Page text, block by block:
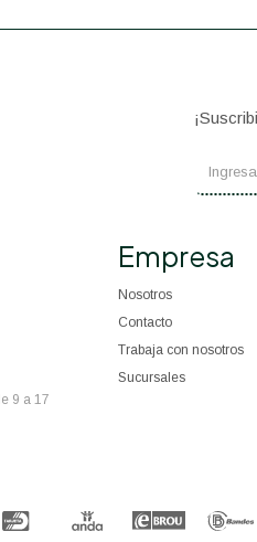
9 a 17
Empresa
Nosotros
Contacto
Trabaja con nosotros
Sucursales